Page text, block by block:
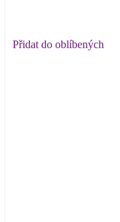
Přidat do oblíbených